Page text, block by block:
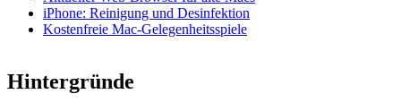
iPhone: Reinigung und Desinfektion
Kostenfreie Mac-Gelegenheitsspiele
Hintergründe